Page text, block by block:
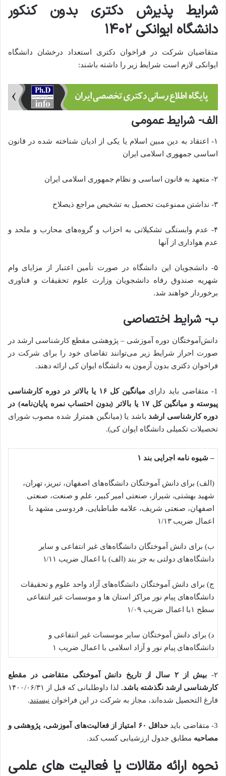
شرایط پذیرش دکتری بدون کنکور
دانشگاه ایوانکی ۱۴۰۲
متقاضیان شرکت در فراخوان دکتری استعداد درخشان دانشگاه
ایوانکی لازم است شرایط زیر را داشته باشند:
الف- شرایط عمومی
۱- اعتقاد به دین مبین اسلام یا یکی از ادیان شناخته شده در قانون
اساسی جمهوری اسلامی ایران
۲- متعهد به قانون اساسی و نظام جمهوری اسلامی ایران
۳- نداشتن ممنوعیت تحصیل به تشخیص مراجع ذیصلاح
۴- عدم وابستگی تشکیلاتی به احزاب و گروه‌های محارب و ملحد و
عدم هواداری از آنها
۵- دانشجویان این دانشگاه در صورت تأمین اعتبار از مزایای وام
شهریه صندوق رفاه دانشجویان وزارت علوم تحقیقات و فناوری
برخوردار خواهند شد.
ب- شرایط اختصاصی
دانش‌آموختگان دوره آموزشی – پژوهشی مقطع کارشناسی ارشد در
صورت احراز شرایط زیر می‌توانند تقاضای خود را برای شرکت در
فراخوان دکتری بدون آزمون به دانشگاه ایوان کی ارائه دهند.
1- متقاضی باید دارای
میانگین کل ١۶ یا بالاتر در دوره کارشناسی
پیوسته و میانگین کل ۱۷ یا بالاتر (بدون احتساب نمره پایان‌نامه) در
دوره کارشناسی ارشد باشد یا (میانگین همتراز شده مصوب شورای
تحصیلات تکمیلی دانشگاه ایوان کی).
– شیوه نامه اجرایی بند ۱
(الف) برای دانش آموختگان دانشگاه‌های اصفهان، تبریز، تهران،
شهید بهشتی، شیراز، صنعتی امیر کبیر، علم و صنعت، صنعتی
اصفهان، صنعتی شریف، علامه طباطبایی، فردوسی مشهد با
اعمال ضریب ۱/۱۳
ب) برای دانش آموختگان دانشگاه‌های غیر انتفاعی و سایر
دانشگاه‌های دولتی به جز بند (الف) با اعمال ضریب ۱/۱۱
ج) برای دانش آموختگان دانشگاه‌های آزاد واحد علوم و تحقیقات
دانشگاه‌های پیام نور مراکز استان ها و موسسات غیر انتفاعی
سطح ۱با اعمال ضریب ۱/۰۹
د) برای دانش آموختگان سایر موسسات غیر انتفاعی و
دانشگاه‌های پیام نور و آزاد اسلامی با اعمال ضریب ۱
۲-
بیش از ۲ سال از تاریخ دانش آموختگی متقاضی در مقطع
کارشناسی ارشد نگذشته باشد.
لذا داوطلبانی که قبل از ۱۴۰۰/۰۶/۳۱
فارغ التحصیل شده‌اند، مجاز به شرکت در این فراخوان نیستند.
3- متقاضی باید
حداقل ۶۰ امتیاز از فعالیت‌های آموزشی، پژوهشی و
مصاحبه مطابق جدول ارزشیابی کسب کند.
نحوه ارائه مقالات یا فعالیت های علمی